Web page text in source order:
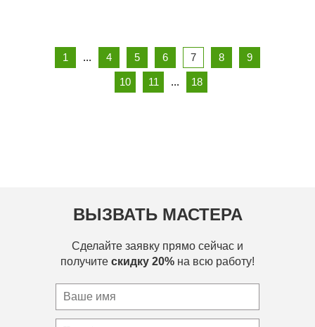
1 ... 4 5 6 7 8 9
10 11 ... 18
ВЫЗВАТЬ МАСТЕРА
Сделайте заявку прямо сейчас и
получите скидку 20% на всю работу!